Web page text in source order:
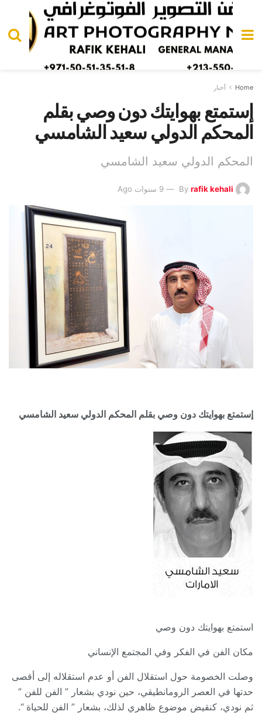
Home أخبار
إستمتع بهوايتك دون وصي بقلم
المحكم الدولي سعيد الشامسي
المحكم الدولي سعيد الشامسي
By rafik kehali 9 سنوات Ago
إستمتع بهوايتك دون وصي بقلم المحكم الدولي سعيد الشامسي
استمتع بهوايتك دون وصي
مكان الفن في الفكر وفي المجتمع الإنساني
وصلت الخصومة حول استقلال الفن أو عدم استقلاله إلى أقصى
حدتها في العصر الرومانطيقي، حين نودي بشعار ” الفن للفن ”
ثم نودي، كنقيض موضوع ظاهري لذلك، بشعار ” الفن للحياة “.